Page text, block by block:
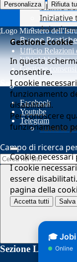
Ultime
Iniziative
Azioni
Buone Pratiche
Tutte le
Campo di ricerca
Personalizza Rifiuta
Gestione cookie
In questa
consentire.
I cookie
funzionamento
disabilitarli.
Per conoscere
funzionamento
Cookie
I cookie
essere
pagina della
Accetta tutti Salva
Ufficio Relazioni
Whistleblowing
Gestione
Seguici su
Facebook
Youtube
Telegram
Sezione Link Utili